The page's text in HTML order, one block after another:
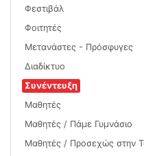
Φεστιβάλ
Φοιτητές
Μετανάστες - Πρόσφυγες
Διαδίκτυο
Συνέντευξη
Μαθητές
Μαθητές / Πάμε Γυμνάσιο
Μαθητές / Προσεχώς στην